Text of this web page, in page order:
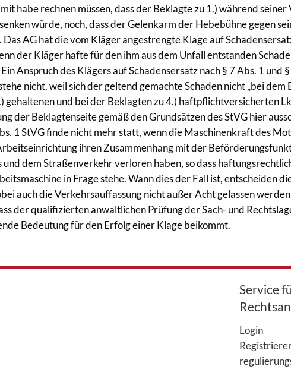
habe rechnen müssen, dass der Beklagte zu 1.) während
würde, noch, dass der Gelenkarm der Hebebühne gegen
AG hat die vom Kläger angestrengte Klage auf
der Kläger hafte für den ihm aus dem Unfall entstanden
Anspruch des Klägers auf Schadensersatz nach § 7 Abs. 1 und
nicht, weil sich der geltend gemachte Schaden nicht „bei dem
gehaltenen und bei der Beklagten zu 4.) haftpflichtversicherten
der Beklagtenseite gemäß den Grundsätzen des StVG hier
1 StVG finde nicht mehr statt, wenn die Maschinenkraft des
ihren Zusammenhang mit der
dem Straßenverkehr verloren haben, so dass
in Frage stehe. Wann dies der Fall ist, entscheiden
auch die Verkehrsauffassung nicht außer Acht gelassen
der qualifizierten anwaltlichen Prüfung der Sach- und
Bedeutung für den Erfolg einer Klage beikommt.
Service
Login